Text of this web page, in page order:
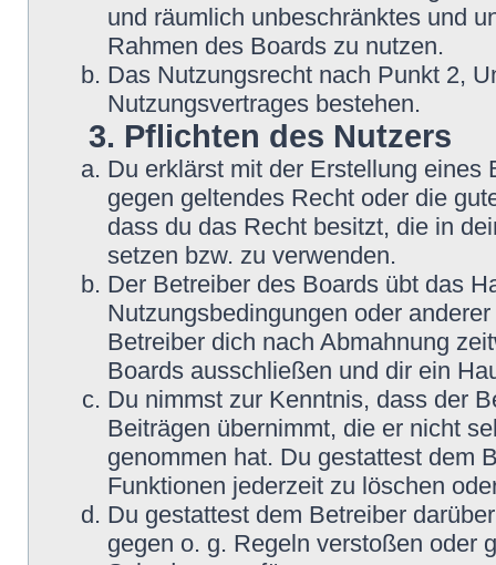
und räumlich unbeschränktes und
Rahmen des Boards zu nutzen.
Das Nutzungsrecht nach Punkt 2,
Nutzungsvertrages bestehen.
3. Pflichten des Nutzers
Du erklärst mit der Erstellung eines
gegen geltendes Recht oder die
dass du das Recht besitzt, die in
setzen bzw. zu verwenden.
Der Betreiber des Boards übt das
Nutzungsbedingungen oder
Betreiber dich nach Abmahnung
Boards ausschließen und dir ein
Du nimmst zur Kenntnis, dass der
Beiträgen übernimmt, die er nicht
genommen hat. Du gestattest dem
Funktionen jederzeit zu löschen
Du gestattest dem Betreiber
gegen o. g. Regeln verstoßen oder